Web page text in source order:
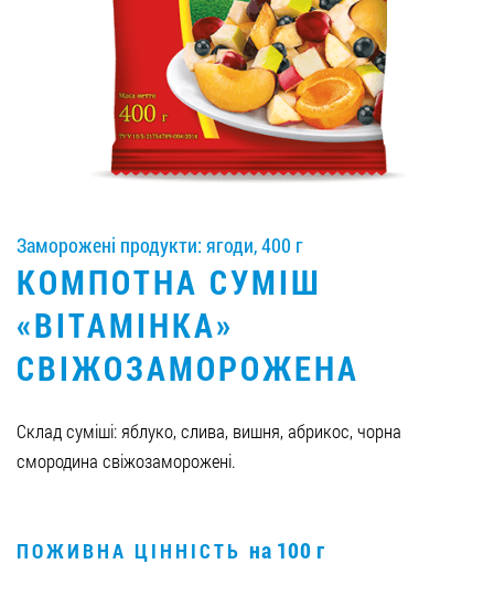
Тендерні закупівлі
Контакти
Вакансії
ЗАМОВИТИ ПРОДУКЦІЮ «РУДЬ»:
СТАТИ ПАРТНЕРОМ
0412 48 28 17
0412 42 29 23
Заморожені продукти: ягоди, 400 г
КОМПОТНА СУМІШ
«ВІТАМІНКА»
СВІЖОЗАМОРОЖЕНА
Склад суміші: яблуко, слива, вишня, абрикос, чорна
смородина свіжозаморожені.
ПОЖИВНА ЦІННІСТЬ на 100 г